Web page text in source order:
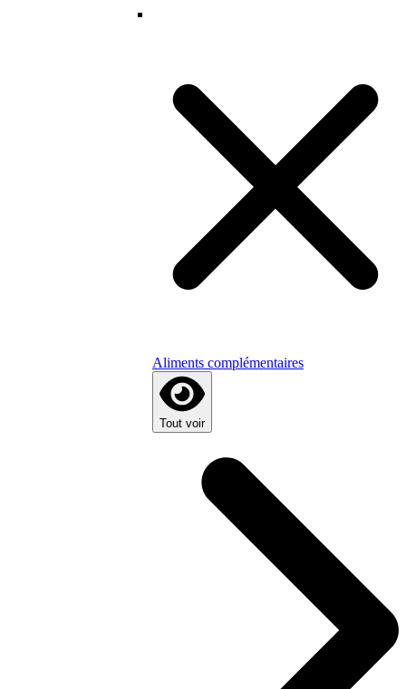
Aliments complémentaires
Tout voir